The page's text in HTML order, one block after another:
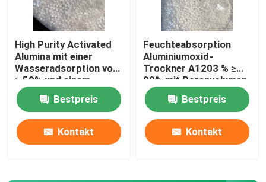
High Purity Activated
Alumina mit einer
Wasseradsorption von
≥ 50% und einem
Porenvolumen von
cm3/g ≥ 0.35Bestpreis
Kontakt
Feuchteabsorption
Aluminiumoxid-
Trockner A1203 % ≥
90% mit Porenvolumen
cm3/g ≥ 0.35
Bestpreis
Kontakt